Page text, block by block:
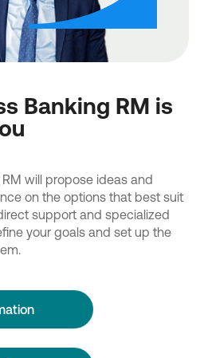
Banking RM is
will propose ideas and
on the options that best suit
support and specialized
your goals and set up the